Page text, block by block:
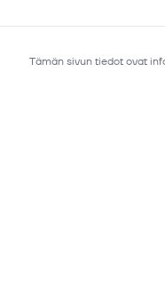
Tämän sivun tiedot ovat